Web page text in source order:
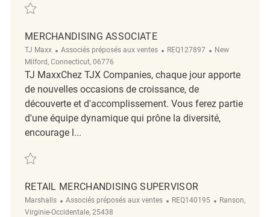
Sauvegarder Merchandising REQ143521
MERCHANDISING ASSOCIATE
TJ Maxx Catégorie
Associés préposés aux ventes ReqId
REQ127897 Emplacement
New
Milford, Connecticut, 06776
TJ MaxxChez TJX Companies, chaque jour apporte
de nouvelles occasions de croissance, de
découverte et d'accomplissement. Vous ferez partie
d'une équipe dynamique qui prône la diversité,
encourage l...
Sauvegarder Merchandising Associate REQ127897
RETAIL MERCHANDISING SUPERVISOR
Marshalls Catégorie
Associés préposés aux ventes ReqId
REQ140195 Emplacement
Ranson,
Virginie-Occidentale, 25438